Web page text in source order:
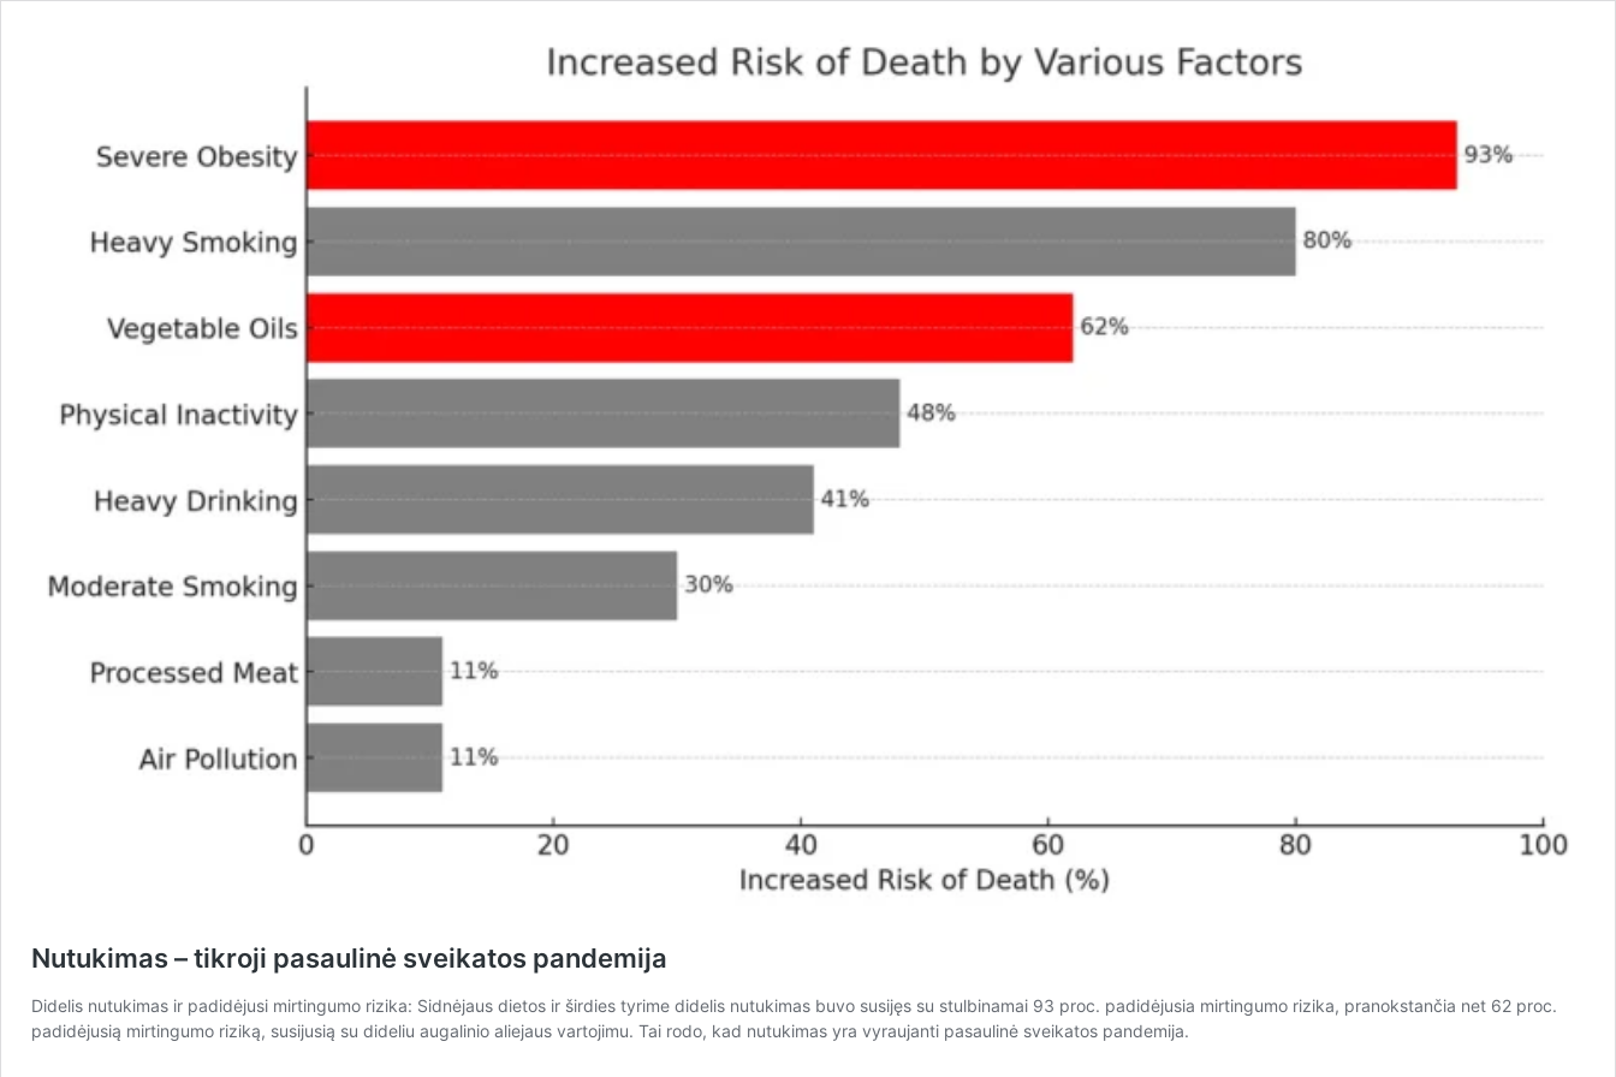
Nutukimas – tikroji pasaulinė sveikatos pandemija
Didelis nutukimas ir padidėjusi mirtingumo rizika: Sidnėjaus dietos ir širdies tyrime didelis nutukimas buvo susijęs su stulbinamai 93 proc. padidėjusia mirtingumo rizika, pranokstančia net 62 proc.
padidėjusią mirtingumo riziką, susijusią su dideliu augalinio aliejaus vartojimu. Tai rodo, kad nutukimas yra vyraujanti pasaulinė sveikatos pandemija.